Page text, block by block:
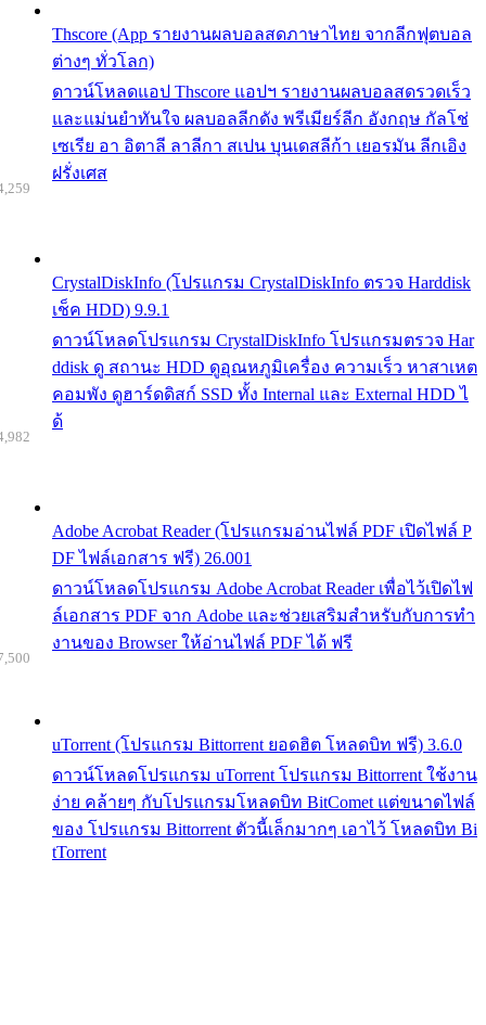
Thscore (App รายงานผลบอลสดภาษาไทย จากลีกฟุตบอล
ต่างๆ ทั่วโลก)
ดาวน์โหลดแอป Thscore แอปฯ รายงานผลบอลสดรวดเร็ว
และแม่นยำทันใจ ผลบอลลีกดัง พรีเมียร์ลีก อังกฤษ กัลโช่
เซเรีย อา อิตาลี ลาลีกา สเปน บุนเดสลีก้า เยอรมัน ลีกเอิง
ฝรั่งเศส
CrystalDiskInfo (โปรแกรม CrystalDiskInfo ตรวจ Harddisk
เช็ค HDD) 9.9.1
ดาวน์โหลดโปรแกรม CrystalDiskInfo โปรแกรมตรวจ Har
ddisk ดู สถานะ HDD ดูอุณหภูมิเครื่อง ความเร็ว หาสาเหต
คอมพัง ดูฮาร์ดดิสก์ SSD ทั้ง Internal และ External HDD ไ
ด้
Adobe Acrobat Reader (โปรแกรมอ่านไฟล์ PDF เปิดไฟล์ P
DF ไฟล์เอกสาร ฟรี) 26.001
ดาวน์โหลดโปรแกรม Adobe Acrobat Reader เพื่อไว้เปิดไฟ
ล์เอกสาร PDF จาก Adobe และช่วยเสริมสำหรับกับการทำ
งานของ Browser ให้อ่านไฟล์ PDF ได้ ฟรี
uTorrent (โปรแกรม Bittorrent ยอดฮิต โหลดบิท ฟรี) 3.6.0
ดาวน์โหลดโปรแกรม uTorrent โปรแกรม Bittorrent ใช้งาน
ง่าย คล้ายๆ กับโปรแกรมโหลดบิท BitComet แต่ขนาดไฟล์
ของ โปรแกรม Bittorrent ตัวนี้เล็กมากๆ เอาไว้ โหลดบิท Bi
tTorrent